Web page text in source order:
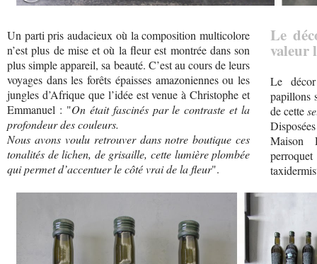
Un parti pris audacieux où la composition multicolore
n’est plus de mise et où la fleur est montrée dans son
plus simple appareil, sa beauté. C’est au cours de leurs
voyages dans les forêts épaisses amazoniennes ou les
jungles d’Afrique que l’idée est venue à Christophe et
Emmanuel : "On était fascinés par le contraste et la
profondeur des couleurs.
Nous avons voulu retrouver dans notre boutique ces
tonalités de lichen, de grisaille, cette lumière plombée
qui permet d’accentuer le côté vrai de la fleur".
Le
valeur
Le
papillons
de cette
Maison